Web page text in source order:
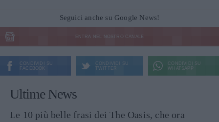
Seguici anche su Google News!
ENTRA NEL NOSTRO CANALE
CONDIVIDI SU
FACEBOOK
CONDIVIDI SU
TWITTER
CONDIVIDI SU
WHATSAPP
Ultime News
Le 10 più belle frasi dei The Oasis, che ora